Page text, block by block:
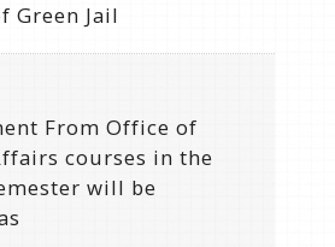
Green Jail
From Office of
courses in the
will be